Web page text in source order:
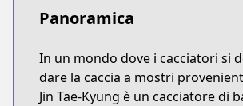
Panoramica
In un mondo dove i cacciatori si
dare la caccia a mostri
Jin Tae-Kyung è un cacciatore di